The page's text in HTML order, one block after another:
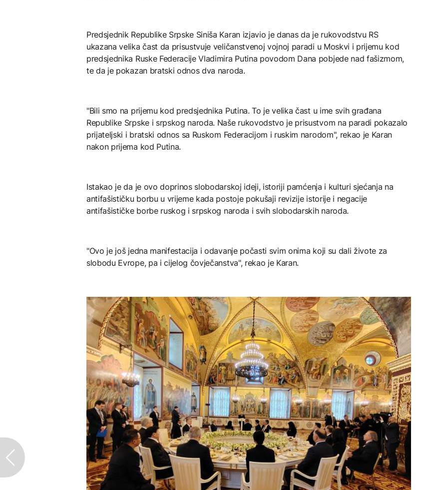
Predsjednik Republike Srpske Siniša Karan izjavio je danas da je rukovodstvu RS
ukazana velika čast da prisustvuje veličanstvenoj vojnoj paradi u Moskvi i prijemu kod
predsjednika Ruske Federacije Vladimira Putina povodom Dana pobjede nad fašizmom,
te da je pokazan bratski odnos dva naroda.
"Bili smo na prijemu kod predsjednika Putina. To je velika čast u ime svih građana
Republike Srpske i srpskog naroda. Naše rukovodstvo je prisustvom na paradi pokazalo
prijateljski i bratski odnos sa Ruskom Federacijom i ruskim narodom", rekao je Karan
nakon prijema kod Putina.
Istakao je da je ovo doprinos slobodarskoj ideji, istoriji pamćenja i kulturi sjećanja na
antifašističku borbu u vrijeme kada postoje pokušaji revizije istorije i negacije
antifašističke borbe ruskog i srpskog naroda i svih slobodarskih naroda.
"Ovo je još jedna manifestacija i odavanje počasti svim onima koji su dali živote za
slobodu Evrope, pa i cijelog čovječanstva", rekao je Karan.